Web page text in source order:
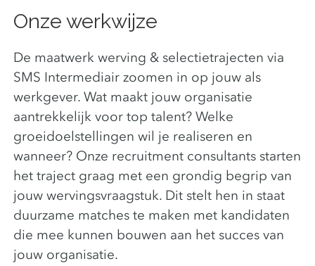
Onze werkwijze
De maatwerk werving & selectietrajecten via
SMS Intermediair zoomen in op jouw als
werkgever. Wat maakt jouw organisatie
aantrekkelijk voor top talent? Welke
groeidoelstellingen wil je realiseren en
wanneer? Onze recruitment consultants starten
het traject graag met een grondig begrip van
jouw wervingsvraagstuk. Dit stelt hen in staat
duurzame matches te maken met kandidaten
die mee kunnen bouwen aan het succes van
jouw organisatie.